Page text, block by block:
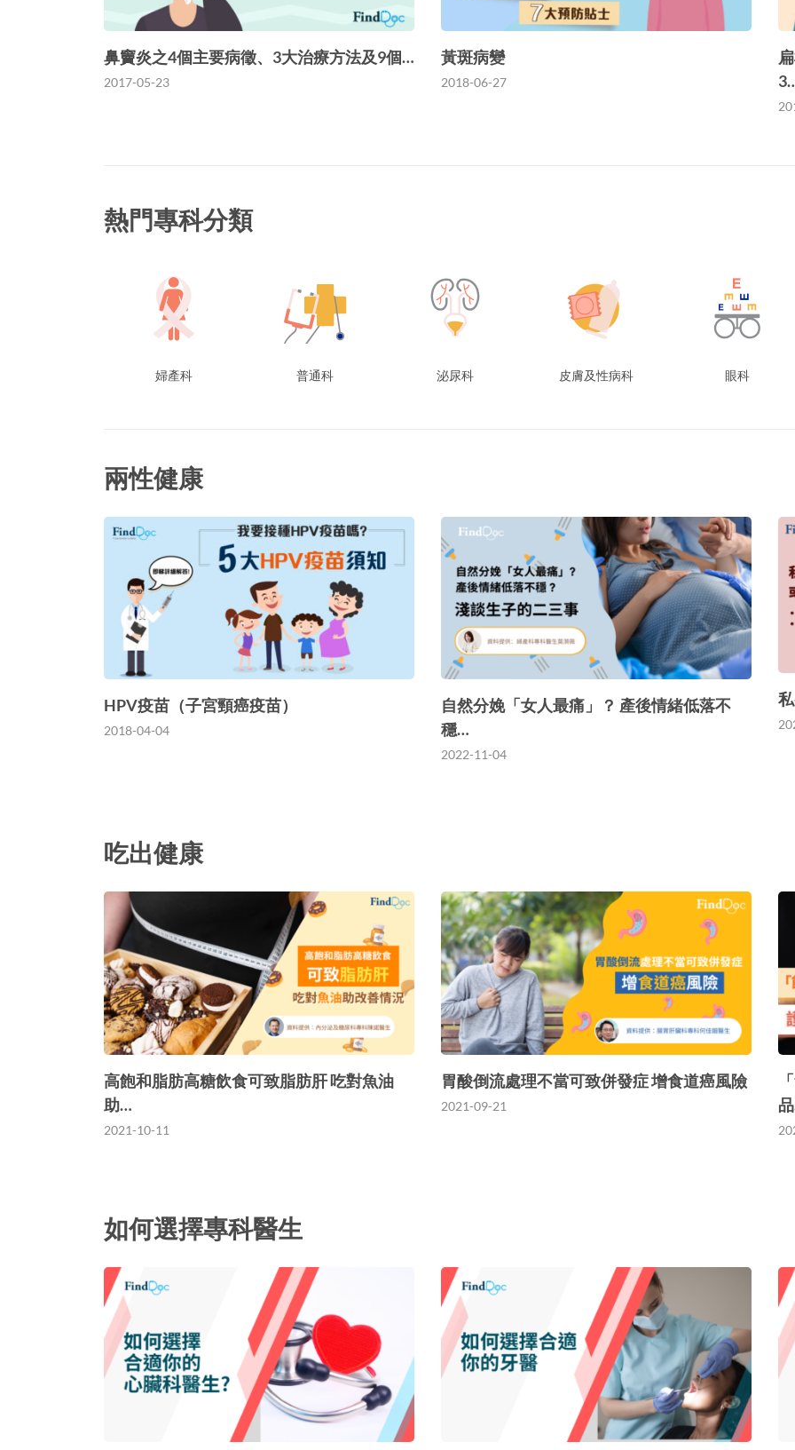
鼻竇炎之4個主要病徵、3大治療方法及9個…
2017-05-23
黃斑病變
2018-06-27
熱門專科分類
婦產科 普通科 泌尿科 皮膚及性病科 眼科
兩性健康
HPV疫苗（子宮頸癌疫苗）
2018-04-04
自然分娩「女人最痛」？ 產後情緒低落不
穩…
2022-11-04
吃出健康
高飽和脂肪高糖飲食可致脂肪肝 吃對魚油
助…
2021-10-11
胃酸倒流處理不當可致併發症 增食道癌風險
2021-09-21
如何選擇專科醫生